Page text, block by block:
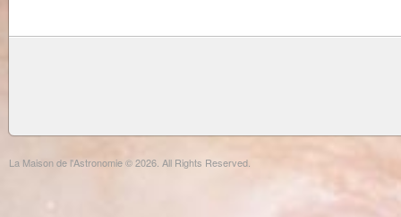
La Maison de l'Astronomie © 2026. All Rights Reserved.